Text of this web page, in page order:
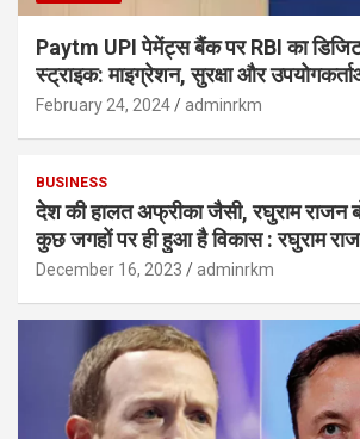
Paytm UPI पेमेंट्स बैंक पर RBI का
स्ट्राइक: माइग्रेशन, सुरक्षा और
February 24, 2024 adminrkm
BUSINESS
देश की हालत अफ्रीका जैसी, रघुराम राजन
कुछ जगहों पर ही हुआ है विकास : रघुराम
December 16, 2023 adminrkm